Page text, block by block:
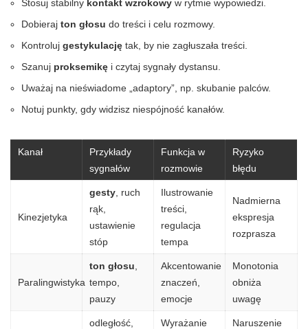
Stosuj stabilny kontakt wzrokowy w rytmie wypowiedzi.
Dobieraj ton głosu do treści i celu rozmowy.
Kontroluj gestykulację tak, by nie zagłuszała treści.
Szanuj proksemikę i czytaj sygnały dystansu.
Uważaj na nieświadome „adaptory”, np. skubanie palców.
Notuj punkty, gdy widzisz niespójność kanałów.
Kanał
Przykłady
sygnałów
Funkcja w
rozmowie
Ryzyko
błędu
Kinezjetyka
gesty , ruch
rąk,
ustawienie
stóp
Ilustrowanie
treści,
regulacja
tempa
Nadmierna
ekspresja
rozprasza
Paralingwistyka
ton głosu
tempo,
pauzy
Akcentowanie
znaczeń,
emocje
Monotonia
obniża
uwagę
odległość,
Wyrażanie
Naruszenie